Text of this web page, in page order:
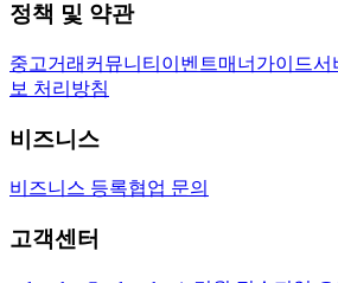
정책 및 약관
중고거래 커뮤니티 이벤트매너가이드서
보 처리방침
비즈니스
비즈니스 등록협업 문의
고객센터